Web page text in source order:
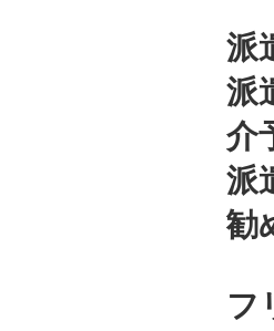
派
派
介
派
勧
フ